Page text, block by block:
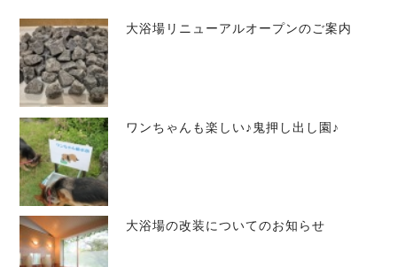
大浴場リニューアルオープンのご案内
ワンちゃんも楽しい♪鬼押し出し園♪
大浴場の改装についてのお知らせ